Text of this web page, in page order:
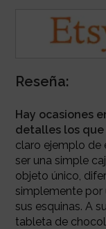
Reseña:
Hay ocasiones
detalles los
claro ejemplo de
ser una simple
objeto único,
simplemente por
sus esquinas. A
tableta de